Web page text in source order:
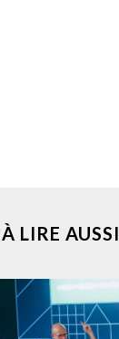
À LIRE AUSSI